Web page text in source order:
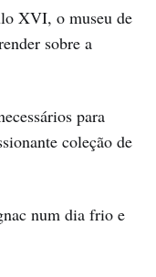
XVI, o museu de
sobre a
para
coleção de
num dia frio e